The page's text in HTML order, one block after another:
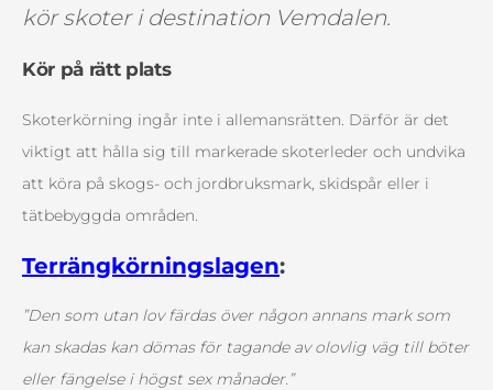
kör skoter i destination Vemdalen.
Kör på rätt plats
Skoterkörning ingår inte i allemansrätten. Därför är det
viktigt att hålla sig till markerade skoterleder och undvika
att köra på skogs- och jordbruksmark, skidspår eller i
tätbebyggda områden.
Terrängkörningslagen:
”Den som utan lov färdas över någon annans mark som
kan skadas kan dömas för tagande av olovlig väg till böter
eller fängelse i högst sex månader.”